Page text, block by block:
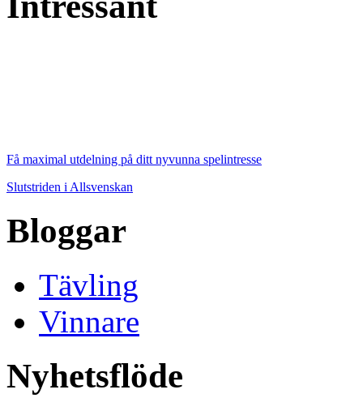
Få maximal utdelning på ditt nyvunna spelintresse
Slutstriden i Allsvenskan
Bloggar
Tävling
Vinnare
Nyhetsflöde